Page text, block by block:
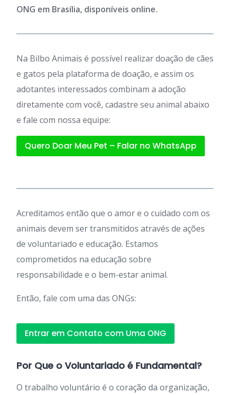
ONG em Brasília, disponíveis online.
Na Bilbo Animais é possível realizar doação de cães
e gatos pela plataforma de doação, e assim os
adotantes interessados combinam a adoção
diretamente com você, cadastre seu animal abaixo
e fale com nossa equipe:
Quero Doar Meu Pet – Falar no WhatsApp
Acreditamos então que o amor e o cuidado com os
animais devem ser transmitidos através de ações
de voluntariado e educação. Estamos
comprometidos na educação sobre
responsabilidade e o bem-estar animal.
Então, fale com uma das ONGs:
Entrar em Contato com Uma ONG
Por Que o Voluntariado é Fundamental?
O trabalho voluntário é o coração da organização,